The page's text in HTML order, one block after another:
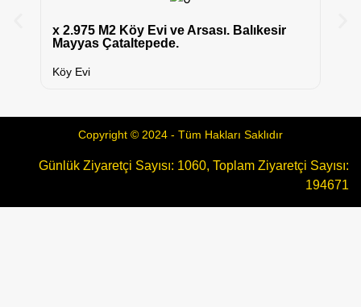
x 2.975 M2 Köy Evi ve Arsası. Balıkesir
Mayyas Çataltepede.
Köy Evi
Copyright © 2024 - Tüm Hakları Saklıdır
Günlük Ziyaretçi Sayısı: 1060, Toplam Ziyaretçi Sayısı:
194671